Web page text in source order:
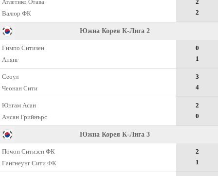
Атлетико Отава
Валюр ФК
2
2
Южна Корея К-Лига 2
Гимпо Ситизен
Анянг
0
1
Сеоул
Чеонан Сити
3
4
Юнгам Асан
Ансан Грийнърс
2
0
Южна Корея К-Лига 3
Почон Ситизен ФК
Гангнеунг Сити ФК
2
1